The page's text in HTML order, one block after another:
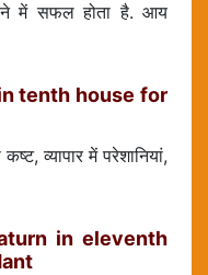
में सफल होता है. आय
in tenth house for
व्यापार में परेशानियां,
in eleventh